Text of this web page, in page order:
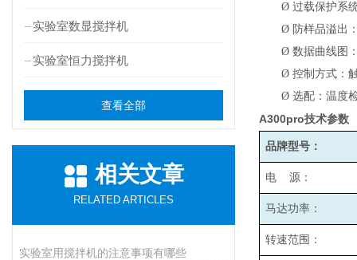
实验室数显搅拌机
实验室恒力搅拌机
查看全部
相关文章
RELATED ARTICLES
实验室用搅拌机的注意事项有哪些
Ø 过载保护系
Ø 防样品溢出
Ø 数据曲线图
Ø 控制方式：
Ø 选配：温度
A300pro技术参数
品牌型号：
电 源：
马达功率：
转速范围：